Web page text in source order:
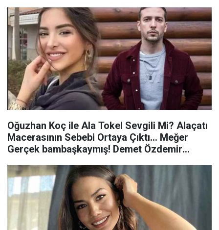
Oğuzhan Koç ile Ala Tokel Sevgili Mi? Alaçatı
Macerasının Sebebi Ortaya Çıktı... Meğer
Gerçek bambaşkaymış! Demet Özdemir